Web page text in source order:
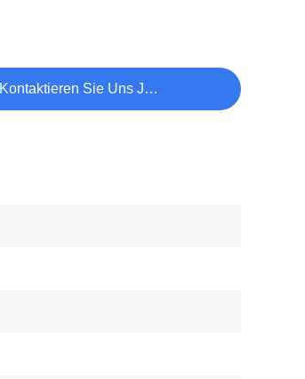
Kontaktieren Sie Uns Jetzt